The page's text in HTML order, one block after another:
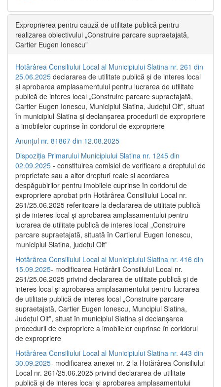
Exproprierea pentru cauză de utilitate publică pentru
realizarea obiectivului „Construire parcare supraetajată,
Cartier Eugen Ionescu”
Hotărârea Consiliului Local al Municipiului Slatina nr. 261 din
25.06.2025 declararea de utilitate publică și de interes local
și aprobarea amplasamentului pentru lucrarea de utilitate
publică de interes local „Construire parcare supraetajată,
Cartier Eugen Ionescu, Municipiul Slatina, Județul Olt”, situat
în municipiul Slatina și declanșarea procedurii de expropriere
a imobilelor cuprinse în coridorul de expropriere
Anunțul nr. 81867 din 12.08.2025
Dispoziția Primarului Municipiului Slatina nr. 1245 din
02.09.2025 - constituirea comisiei de verificare a dreptului de
proprietate sau a altor drepturi reale și acordarea
despăgubirilor pentru imobilele cuprinse în coridorul de
expropriere aprobat prin Hotărârea Consiliului Local nr.
261/25.06.2025 referitoare la declararea de utilitate publică
și de interes local și aprobarea amplasamentului pentru
lucrarea de utilitate publică de interes local „Construire
parcare supraetajată, situată în Cartierul Eugen Ionescu,
municipiul Slatina, județul Olt”
Hotărârea Consiliului Local al Municipiului Slatina nr. 416 din
15.09.2025- modificarea Hotărârii Consiliului Local nr.
261/25.06.2025 privind declararea de utilitate publică și de
interes local și aprobarea amplasamentului pentru lucrarea
de utilitate publică de interes local „Construire parcare
supraetajată, Cartier Eugen Ionescu, Muncipiul Slatina,
Județul Olt”, situat în municipiul Slatina și declanșarea
procedurii de expropriere a imobilelor cuprinse în coridorul
de expropriere
Hotărârea Consiliului Local al Municipiului Slatina nr. 443 din
30.09.2025- modificarea anexei nr. 2 la Hotărârea Consiliului
Local nr. 261/25.06.2025 privind declararea de utilitate
publică şi de interes local şi aprobarea amplasamentului